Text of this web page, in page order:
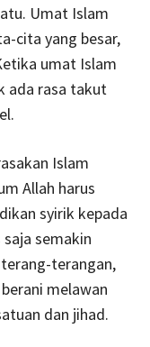
Umat Islam
cita yang besar,
umat Islam
ada rasa takut
Islam
Allah harus
syirik kepada
semakin
terangan,
melawan
dan jihad.